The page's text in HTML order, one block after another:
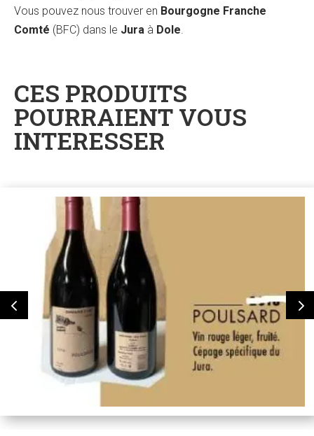
Vous pouvez nous trouver en Bourgogne Franche
Comté (BFC) dans le Jura à Dole.
CES PRODUITS
POURRAIENT VOUS
INTERESSER